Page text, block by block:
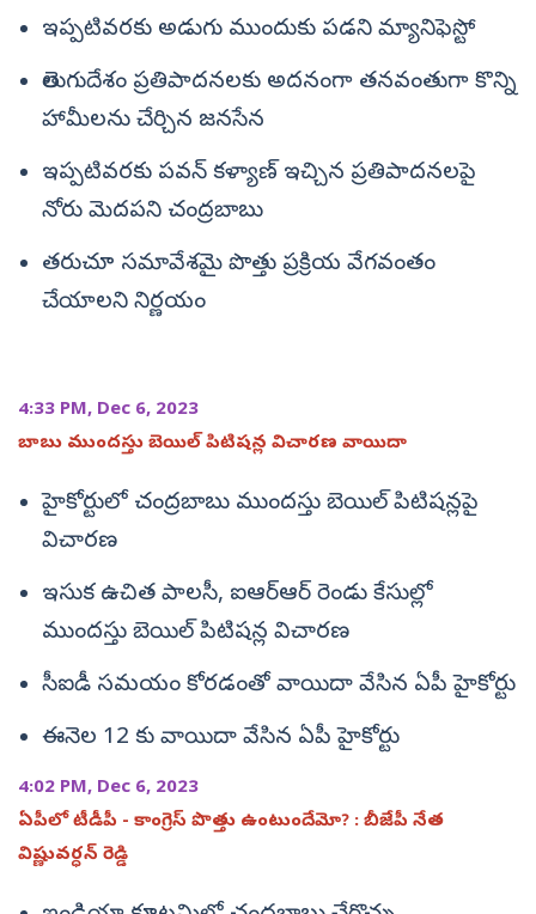
ఇప్పటివరకు అడుగు ముందుకు పడని మ్యానిఫెస్టో
తెలుగుదేశం ప్రతిపాదనలకు అదనంగా తనవంతుగా కొన్ని
హామీలను చేర్చిన జనసేన
ఇప్పటివరకు పవన్‌ కళ్యాణ్‌ ఇచ్చిన ప్రతిపాదనలపై
నోరు మెదపని చంద్రబాబు
తరుచూ సమావేశమై పొత్తు ప్రక్రియ వేగవంతం
చేయాలని నిర్ణయం
4:33 PM, Dec 6, 2023
బాబు ముందస్తు బెయిల్‌ పిటిషన్ల విచారణ వాయిదా
హైకోర్టులో చంద్రబాబు ముందస్తు బెయిల్ పిటిషన్లపై
విచారణ
ఇసుక ఉచిత పాలసీ, ఐఆర్ఆర్ రెండు కేసుల్లో
ముందస్తు బెయిల్ పిటిషన్ల విచారణ
సీఐడీ సమయం కోరడంతో వాయిదా వేసిన ఏపీ హైకోర్టు
ఈనెల 12 కు వాయిదా వేసిన ఏపీ హైకోర్టు
4:02 PM, Dec 6, 2023
ఏపీలో టీడీపీ - కాంగ్రెస్ పొత్తు ఉంటుందేమో? : బీజేపీ నేత
విష్ణువర్ధన్ రెడ్డి